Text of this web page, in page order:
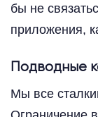
бы не
приложения,
Подводные
Мы все